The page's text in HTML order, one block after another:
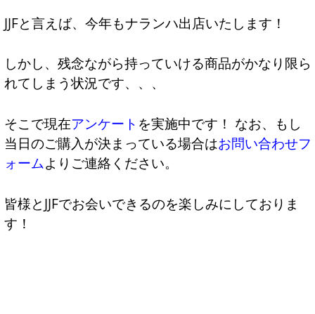
JJFと言えば、今年もナランハ出店いたします！
しかし、残念ながら持っていける商品がかなり限ら
れてしまう状況です、、、
そこで現在アンケート を実施中です！ なお、もし
当日のご購入が決まっている場合はお問い合わせフ
ォームよりご連絡ください。
皆様とJJFでお会いできるのを楽しみにしておりま
す！